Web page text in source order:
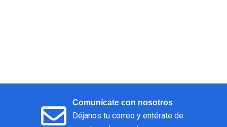
Comunícate con nosotros
Déjanos tu correo y entérate de